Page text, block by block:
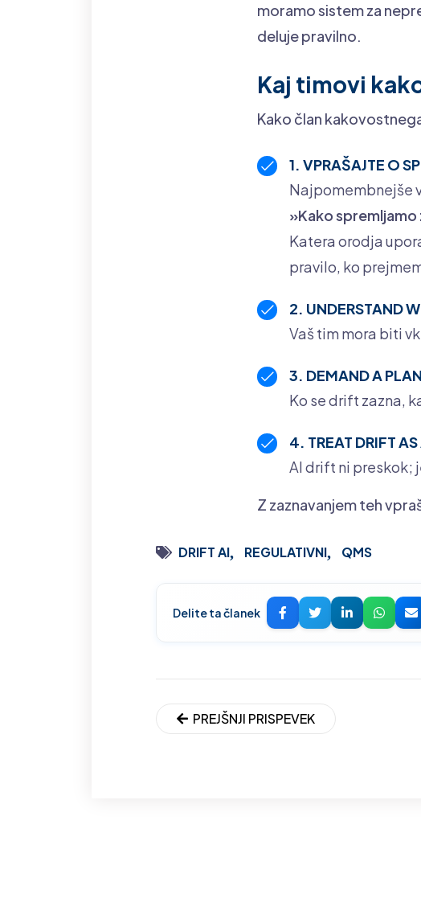
moramo sistem za
deluje pravilno.
Kaj timovi
Kako član
1. VPRAŠAJTE O
Najpomembnejše
»Kako
Katera orodja
pravilo, ko
2. UNDERSTAND
Vaš tim mora biti
3. DEMAND A
Ko se drift zazna,
4. TREAT DRIFT
AI drift ni preskok;
Z zaznavanjem teh
DRIFT AI REGULATIVNI QMS
Delite ta članek
PREJŠNJI PRISPEVEK